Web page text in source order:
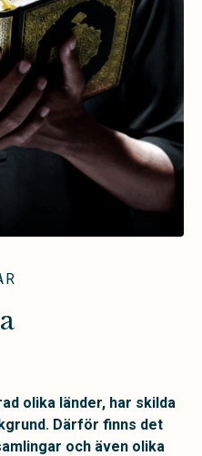
olika länder, har skilda
Därför finns det
och även olika